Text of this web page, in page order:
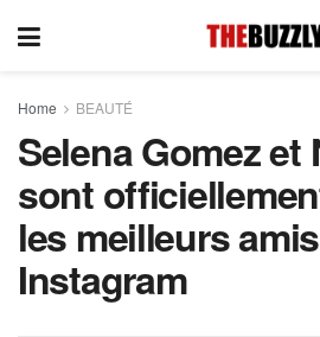
Home BEAUTÉ
Selena Gomez et
sont
les meilleurs
Instagram